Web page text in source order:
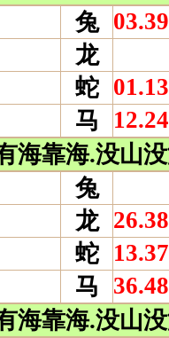
兔 03.39
龙
蛇
马
12.24
海靠海.没山
兔
龙 26.38
蛇
13.37
马
36.48
海靠海.没山